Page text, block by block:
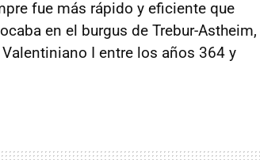
fue más rápido y eficiente que
en el burgus de Trebur-Astheim,
I entre los años 364 y